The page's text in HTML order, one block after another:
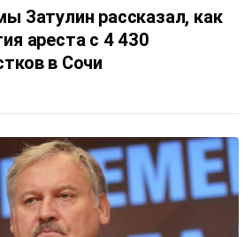
Затулин рассказал, как
ареста с 4 430
в Сочи